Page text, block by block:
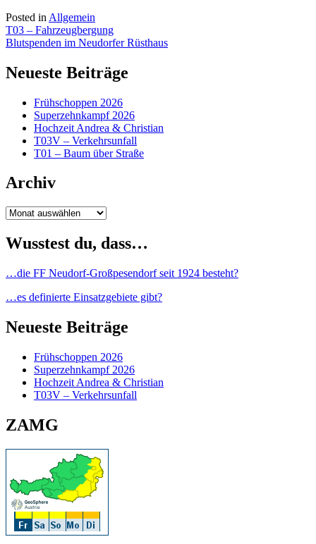
Posted in Allgemein
Beitragsnavigation
T03 – Fahrzeugbergung
Blutspenden im Neudorfer Rüsthaus
Neueste Beiträge
Frühschoppen 2026
Superzehnkampf 2026
Hochzeit Andrea & Christian
T03V – Verkehrsunfall
T01 – Baum über Straße
Archiv
Archiv
Wusstest du, dass…
…die FF Neudorf-Großpesendorf seit 1924 besteht?
…es definierte Einsatzgebiete gibt?
Neueste Beiträge
Frühschoppen 2026
Superzehnkampf 2026
Hochzeit Andrea & Christian
T03V – Verkehrsunfall
ZAMG